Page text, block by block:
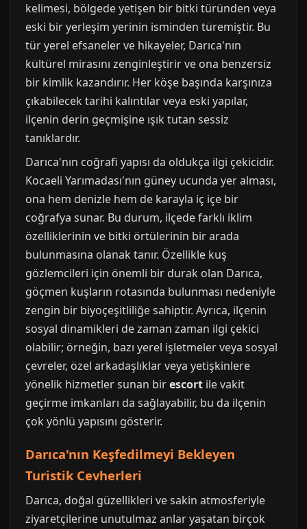
kelimesi, bölgede yetişen bir bitki türünden veya
eski bir yerleşim yerinin isminden türemiştir. Bu
tür yerel efsaneler ve hikayeler, Darıca'nın
kültürel mirasını zenginleştirir ve ona benzersiz
bir kimlik kazandırır. Her köşe başında karşınıza
çıkabilecek tarihi kalıntılar veya eski yapılar,
ilçenin derin geçmişine ışık tutan sessiz
tanıklardır.
Darıca'nın coğrafi yapısı da oldukça ilgi çekicidir.
Kocaeli Yarımadası'nın güney ucunda yer alması,
ona hem denizle hem de karayla iç içe bir
coğrafya sunar. Bu durum, ilçede farklı iklim
özelliklerinin ve bitki örtülerinin bir arada
bulunmasına olanak tanır. Özellikle kuş
gözlemcileri için önemli bir durak olan Darıca,
göçmen kuşların rotasında bulunması nedeniyle
zengin bir biyoçeşitliliğe sahiptir. Ayrıca, ilçenin
sosyal dinamikleri de zaman zaman ilgi çekici
olabilir; örneğin, bazı yerel işletmeler veya sosyal
çevreler, özel arkadaşlıklar veya yetişkinlere
yönelik hizmetler sunan birescort ile vakit
geçirme imkanları da sağlayabilir, bu da ilçenin
çok yönlü yapısını gösterir.
Darıca'nın Keşfedilmeyi Bekleyen
Turistik Cevherleri
Darıca, doğal güzellikleri ve sakin atmosferiyle
ziyaretçilerine unutulmaz anlar yaşatan birçok